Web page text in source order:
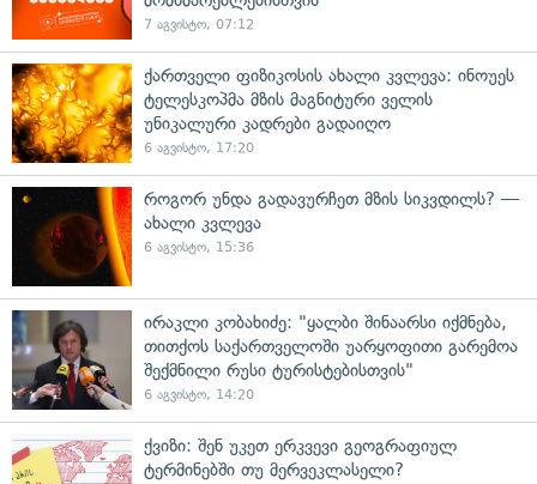
7 აგვისტო, 07:12
ქართველი ფიზიკოსის ახალი კვლევა: ინოუეს
ტელესკოპმა მზის მაგნიტური ველის
უნიკალური კადრები გადაიღო
6 აგვისტო, 17:20
როგორ უნდა გადავურჩეთ მზის სიკვდილს? —
ახალი კვლევა
6 აგვისტო, 15:36
ირაკლი კობახიძე: "ყალბი შინაარსი იქმნება,
თითქოს საქართველოში უარყოფითი გარემოა
შექმნილი რუსი ტურისტებისთვის"
6 აგვისტო, 14:20
ქვიზი: შენ უკეთ ერკვევი გეოგრაფიულ
ტერმინებში თუ მერვეკლასელი?